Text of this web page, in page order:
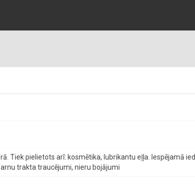
Tiek pielietots arī: kosmētika, lubrikantu eļļa. Iespējamā
trakta traucējumi, nieru bojājumi